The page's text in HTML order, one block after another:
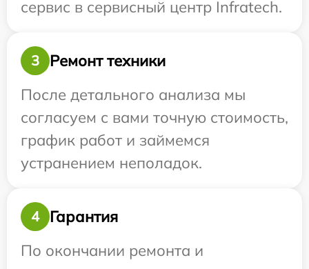
сервис в сервисный центр Infratech.
3
Ремонт техники
После детального анализа мы
согласуем с вами точную стоимость,
график работ и займемся
устранением неполадок.
4
Гарантия
По окончании ремонта и